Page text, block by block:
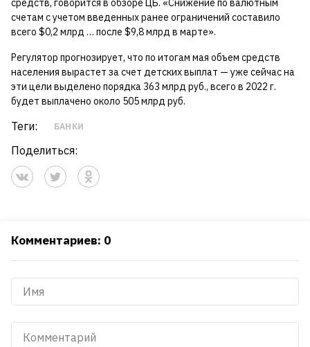
средств, говорится в обзоре ЦБ. «Снижение по валютным
счетам с учетом введенных ранее ограничений составило
всего $0,2 млрд … после $9,8 млрд в марте».
Регулятор прогнозирует, что по итогам мая объем средств
населения вырастет за счет детских выплат — уже сейчас на
эти цели выделено порядка 363 млрд руб., всего в 2022 г.
будет выплачено около 505 млрд руб.
Теги: БАНКИ
Поделиться:
Комментариев: 0